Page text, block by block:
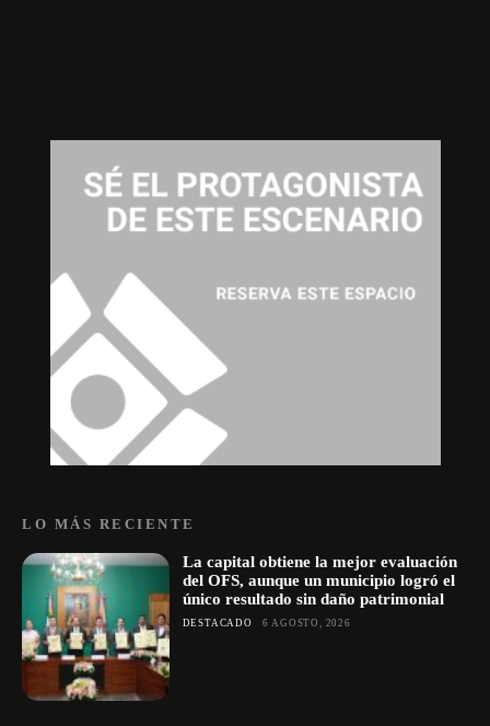
LO MÁS RECIENTE
La capital obtiene la mejor evaluación
del OFS, aunque un municipio logró el
único resultado sin daño patrimonial
DESTACADO 6 AGOSTO, 2026